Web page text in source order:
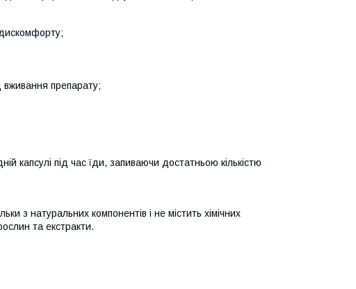
вживання препарату;
капсулі під час їди, запиваючи достатньою кількістю
з натуральних компонентів і не містить хімічних
та екстракти.